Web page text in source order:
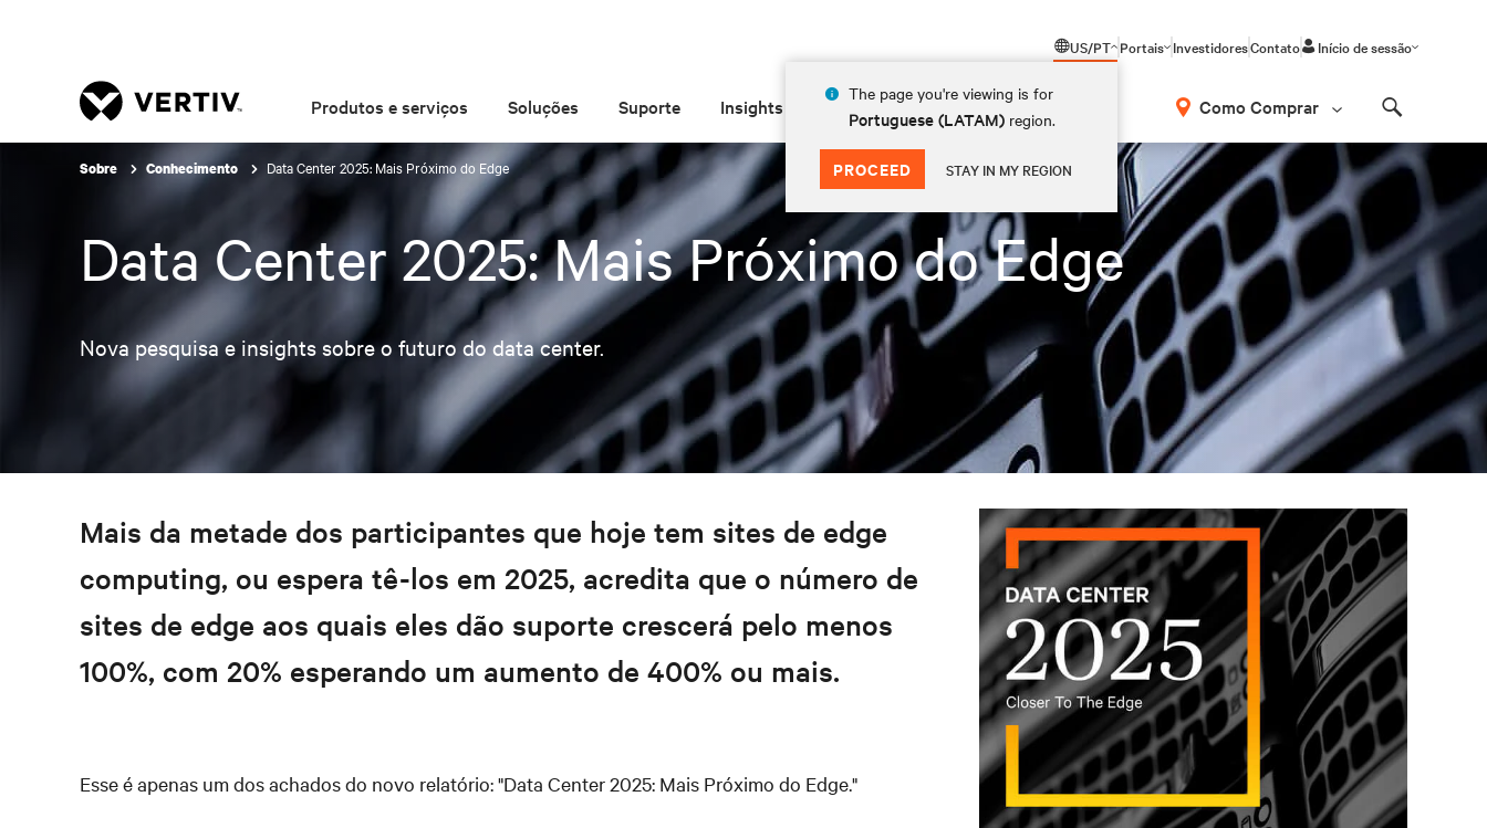
US/PT
The page you're viewing is for
Portuguese (LATAM) region.
PROCEED STAY IN MY REGION
Portais InvestidoresContato Início de sessão
Produtos e serviços Soluções Suporte Insights Sobre Como Comprar
Sobre Conhecimento Data Center 2025: Mais Próximo do Edge
Data Center 2025: Mais Próximo do Edge
Nova pesquisa e insights sobre o futuro do data center.
Mais da metade dos participantes que hoje tem sites de edge
computing, ou espera tê-los em 2025, acredita que o número de
sites de edge aos quais eles dão suporte crescerá pelo menos
100%, com 20% esperando um aumento de 400% ou mais.
Esse é apenas um dos achados do novo relatório: "Data Center 2025: Mais Próximo do Edge."